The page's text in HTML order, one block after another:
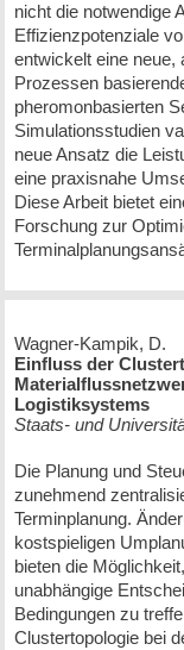
nicht die notwendige
Effizienzpotenziale
entwickelt eine neue,
Prozessen
pheromonbasierten
Simulationsstudien
neue Ansatz die
eine praxisnahe
Diese Arbeit bietet
Forschung zur
Wagner-Kampik, D.
Einfluss der
Logistiksystems
Staats- und
Die Planung und
zunehmend
Terminplanung.
kostspieligen
bieten die
unabhängige
Bedingungen zu
Clustertopologie bei